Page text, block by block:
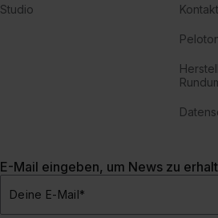
Studio
E-Mail eingeben, um News zu
Deine E-Mail*